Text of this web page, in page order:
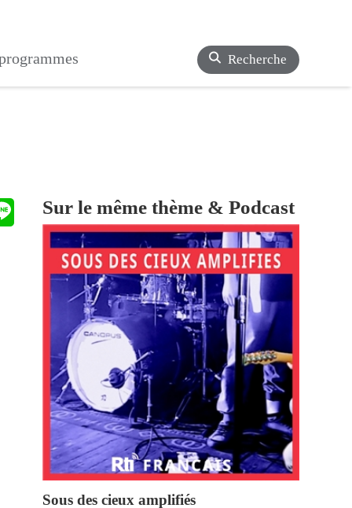
Recherche
Sur le même thème & Podcast
Sous des cieux amplifiés